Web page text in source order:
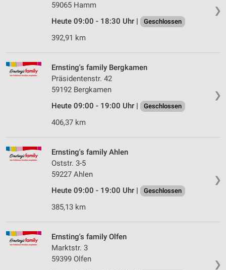
❯
59065 Hamm
Heute 09:00 - 18:30 Uhr |
Geschlossen
392,91 km
❯
Ernsting's family Bergkamen
Präsidentenstr. 42
59192 Bergkamen
Heute 09:00 - 19:00 Uhr |
Geschlossen
406,37 km
❯
Ernsting's family Ahlen
Oststr. 3-5
59227 Ahlen
Heute 09:00 - 19:00 Uhr |
Geschlossen
385,13 km
❯
Ernsting's family Olfen
Marktstr. 3
59399 Olfen